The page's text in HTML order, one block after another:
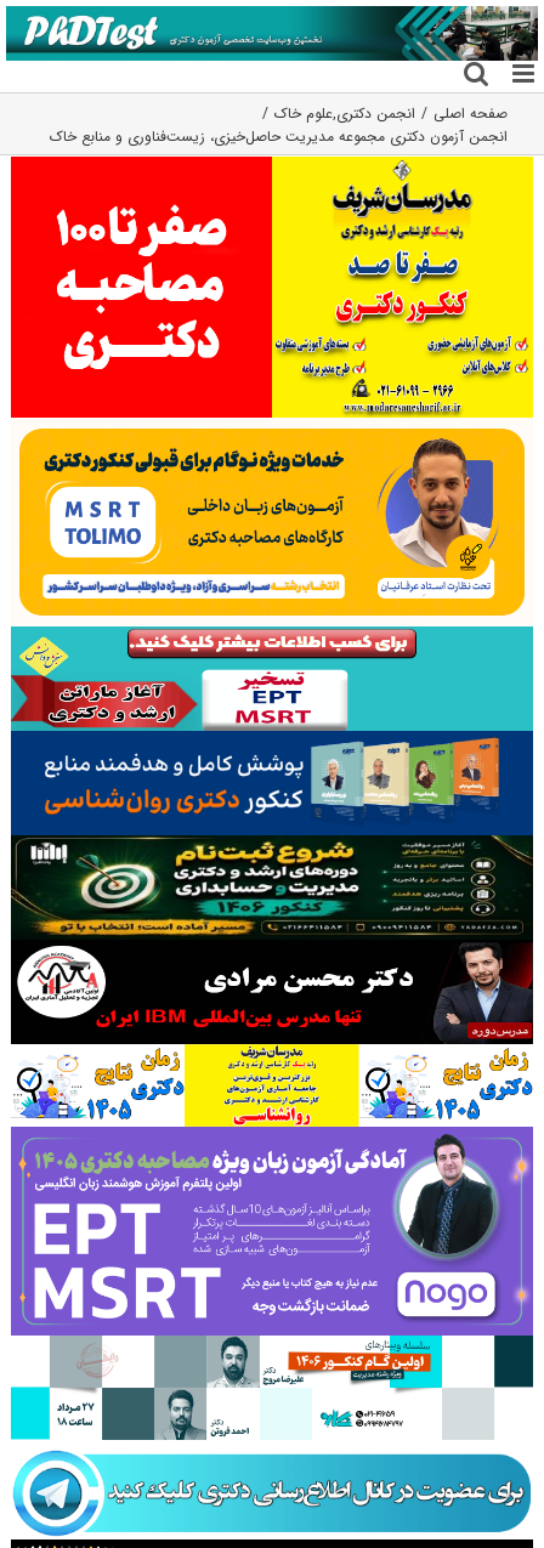
رفتن
به
محتوا
صفحه اصلی انجمن دکتری,علوم خاک
انجمن آزمون دکتری مجموعه مدیریت حاصل‌خیزی، زیست‌فناوری و منابع خاک